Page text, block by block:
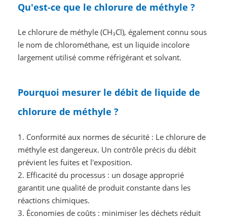
Qu'est-ce que le chlorure de méthyle ?
Le chlorure de méthyle (CH₃Cl), également connu sous
le nom de chlorométhane, est un liquide incolore
largement utilisé comme réfrigérant et solvant.
Pourquoi mesurer le débit de liquide de
chlorure de méthyle ?
1. Conformité aux normes de sécurité : Le chlorure de
méthyle est dangereux. Un contrôle précis du débit
prévient les fuites et l'exposition.
2. Efficacité du processus : un dosage approprié
garantit une qualité de produit constante dans les
réactions chimiques.
3. Économies de coûts : minimiser les déchets réduit